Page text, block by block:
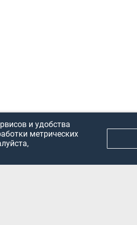
и удобства
метрических